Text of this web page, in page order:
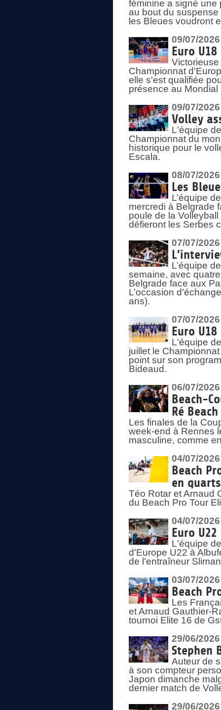
féminine a signé une
au bout du
les Bleues voudront
09/07/2026
Euro
Championnat
elle s'est qualifiée
présence au
09/07/2026
Volley
L'équipe
Championnat du
historique pour le
Escala.
08/07/2026
Les
L’équipe
mercredi à Belgrade
poule de la
défieront les Serbes
07/07/2026
L’équipe
semaine, avec
Belgrade face aux
L’occasion
ans).
07/07/2026
Euro
L'équipe
juillet le
point sur son
Bideaud.
06/07/2026
Beach-
Ré
Les finales de la
week-end à Rennes
masculine, comme
04/07/2026
Beach
en quarts
Téo Rotar et Arnaud
du Beach Pro Tour
04/07/2026
Euro
L'équipe
d'Europe U22 à
de l'entraîneur
03/07/2026
Beach
Les
et Arnaud Gauthier-
tournoi Elite 16 de
29/06/2026
Stephen
Auteur de
à son compteur
Japon dimanche
dernier match de
29/06/2026